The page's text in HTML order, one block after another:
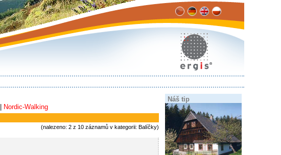
| Nordic-Walking
(nalezeno: 2 z 10 záznamů v kategorii: Balíčky)
Náš tip